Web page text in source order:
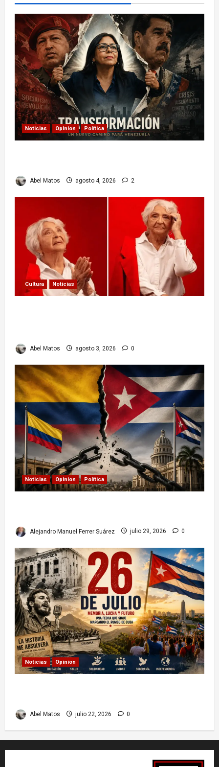
Noticias Opinion Política
Abel Matos agosto 4, 2026 2
Cultura Noticias
Abel Matos agosto 3, 2026 0
Noticias Opinion Política
Alejandro Manuel Ferrer Suárez julio 29, 2026 0
Noticias Opinion
Abel Matos julio 22, 2026 0